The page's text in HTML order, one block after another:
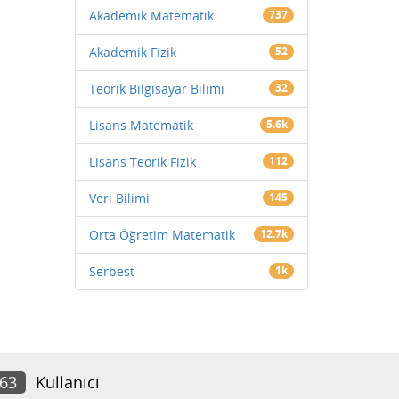
Akademik Matematik 737
Akademik Fizik 52
Teorik Bilgisayar Bilimi 32
Lisans Matematik 5.6k
Lisans Teorik Fizik 112
Veri Bilimi 145
Orta Öğretim Matematik 12.7k
Serbest 1k
Kullanıcı